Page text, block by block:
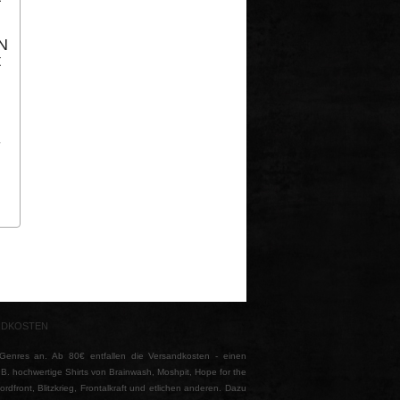
an. Ab 80€ entfallen die Versandkosten - einen
hochwertige Shirts von Brainwash, Moshpit, Hope for the
Blitzkrieg, Frontalkraft und etlichen anderen. Dazu